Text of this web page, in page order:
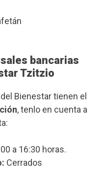
bancarias
Tzitzio
Bienestar tienen el
, tenlo en cuenta a
a 16:30 horas.
Cerrados